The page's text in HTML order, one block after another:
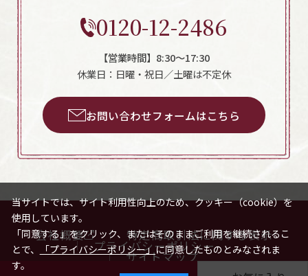
0120-12-2486
【営業時間】8:30～17:30
休業日：日曜・祝日／土曜は不定休
お問い合わせフォームはこちら
会社概要 特定商取引法に関する表示
プライバシーポリシー
サイトマップ
当サイトでは、サイト利用性向上のため、クッキー（cookie）を
使用しています。
「同意する」をクリック、またはそのままご利用を継続されるこ
とで、
「プライバシーポリシー」に同意したものとみなされま
す。